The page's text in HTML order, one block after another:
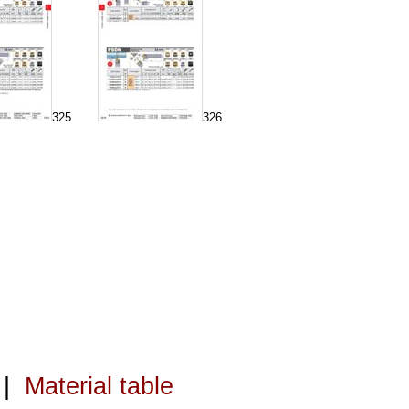
325 326
Material table